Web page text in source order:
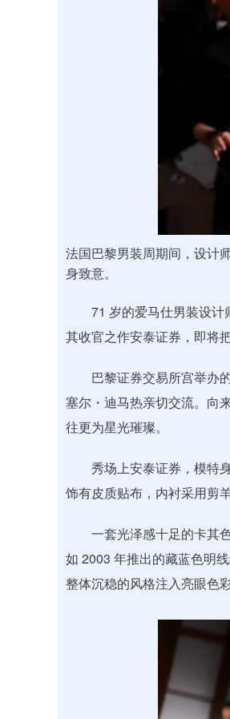
法国巴黎男装周期间，设计
身致意。
71 岁的爱马仕男装设计
其收官之作安泰证券，即将
巴黎证券交易所宫举办的
塞尔・迪马热亲切交流。向
往更为星光璀璨。
秀场上安泰证券，模特身
饰有皮质贴布，内衬采用剪羊
一套光泽感十足的卡其色
如 2003 年推出的藏蓝色明
整体沉稳的风格注入亮眼色彩